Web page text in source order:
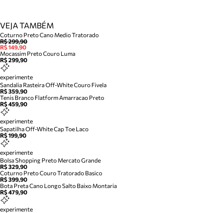
VEJA TAMBÉM
Coturno Preto Cano Medio Tratorado
R$ 299,90
R$ 149,90
Mocassim Preto Couro Luma
R$ 299,90
experimente
Sandalia Rasteira Off-White Couro Fivela
R$ 359,90
Tenis Branco Flatform Amarracao Preto
R$ 459,90
experimente
Sapatilha Off-White Cap Toe Laco
R$ 199,90
experimente
Bolsa Shopping Preto Mercato Grande
R$ 329,90
Coturno Preto Couro Tratorado Basico
R$ 399,90
Bota Preta Cano Longo Salto Baixo Montaria
R$ 479,90
experimente